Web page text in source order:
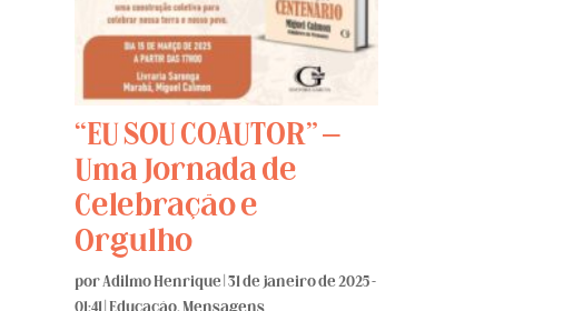
“EU SOU COAUTOR” –
Uma Jornada de
Celebração e
Orgulho
porAdilmo Henrique|31 de janeiro de 2025 -